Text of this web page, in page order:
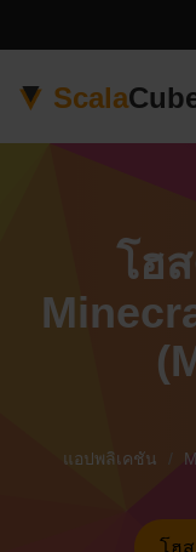
Scala
โฮ
แอปพลิเคชัน